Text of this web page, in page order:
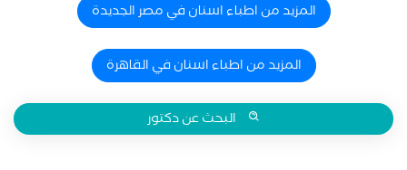
المزيد من اطباء اسنان في مصر الجديدة
المزيد من اطباء اسنان في القاهرة
البحث عن دكتور